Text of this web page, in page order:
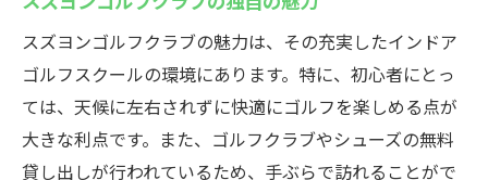
スズヨンゴルフクラブの魅力は、その充実したインドア
ゴルフスクールの環境にあります。特に、初心者にとっ
ては、天候に左右されずに快適にゴルフを楽しめる点が
大きな利点です。また、ゴルフクラブやシューズの無料
貸し出しが行われているため、手ぶらで訪れることがで